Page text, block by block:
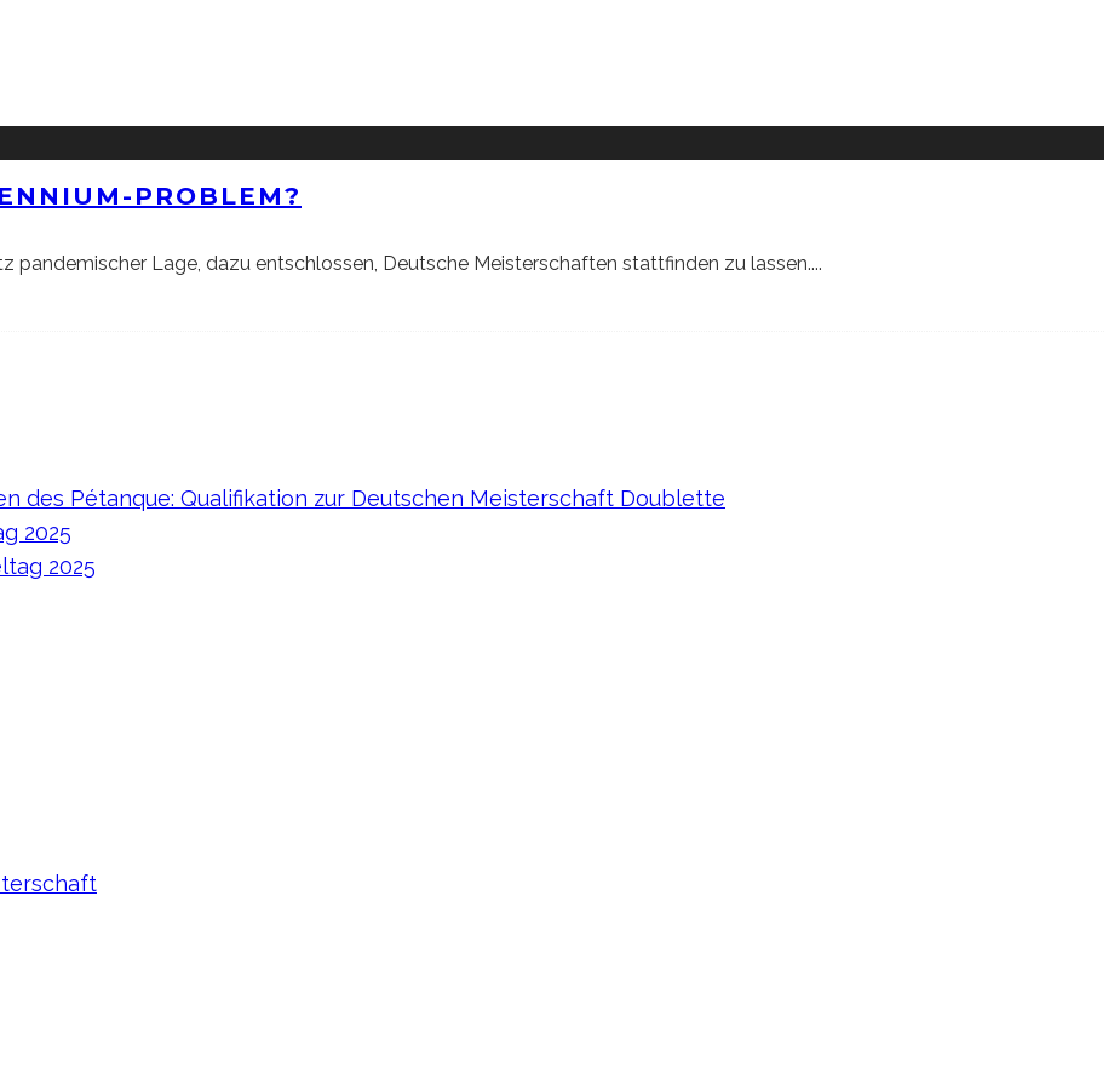
PROBLEM?
pandemischer Lage, dazu entschlossen, Deutsche Meisterschaften stattfinden zu lassen....
des Pétanque: Qualifikation zur Deutschen Meisterschaft Doublette
2025
2025